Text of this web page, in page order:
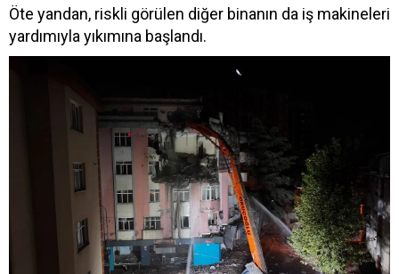
Öte yandan, riskli görülen diğer binanın da iş makineleri
yardımıyla yıkımına başlandı.